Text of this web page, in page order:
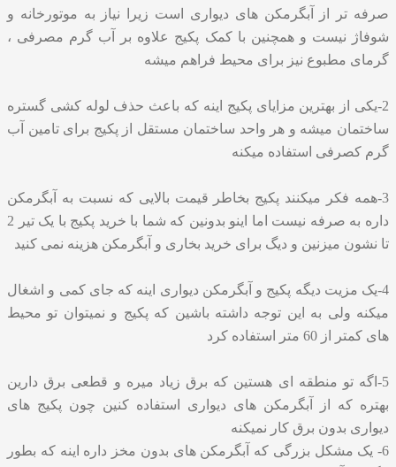
صرفه تر از آبگرمکن های دیواری است زیرا نیاز به موتورخانه و
شوفاژ نیست و همچنین با کمک پکیج علاوه بر آب گرم مصرفی ،
گرمای مطبوع نیز برای محیط فراهم میشه
2-یکی از بهترین مزایای پکیج اینه که باعث حذف لوله کشی گستره
ساختمان میشه و هر واحد ساختمان مستقل از پکیج برای تامین آب
گرم کصرفی استفاده میکنه
3-همه فکر میکنند پکیج بخاطر قیمت بالایی که نسبت به آبگرمکن
داره به صرفه نیست اما اینو بدونین که شما با خرید پکیج با یک تیر 2
تا نشون میزنین و دیگ برای خرید بخاری و آبگرمکن هزینه نمی کنید
4-یک مزیت دیگه پکیج و آبگرمکن دیواری اینه که جای کمی و اشغال
میکنه ولی به این توجه داشته باشین که پکیج و نمیتوان تو محیط
های کمتر از 60 متر استفاده کرد
5-اگه تو منطقه ای هستین که برق زیاد میره و قطعی برق دارین
بهتره که از آبگرمکن های دیواری استفاده کنین چون پکیج های
دیواری بدون برق کار نمیکنه
6- یک مشکل بزرگی که آبگرمکن های بدون مخز داره اینه که بطور